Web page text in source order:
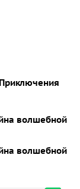
Приключения
волшебной
волшебной